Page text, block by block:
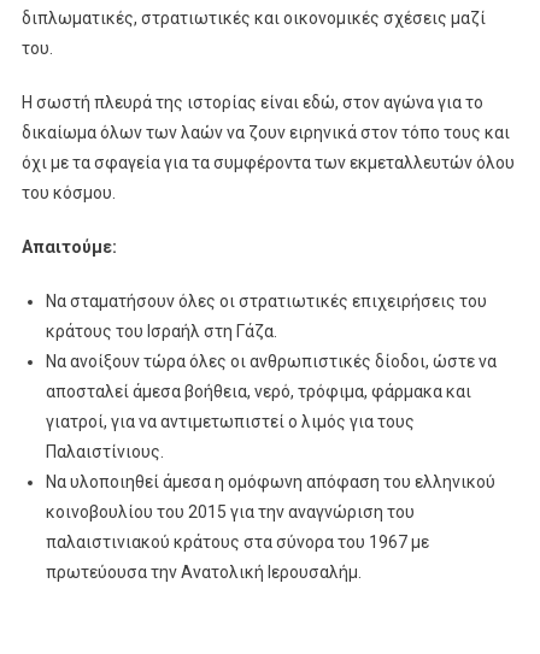
διπλωματικές, στρατιωτικές και οικονομικές σχέσεις μαζί
του.
Η σωστή πλευρά της ιστορίας είναι εδώ, στον αγώνα για το
δικαίωμα όλων των λαών να ζουν ειρηνικά στον τόπο τους και
όχι με τα σφαγεία για τα συμφέροντα των εκμεταλλευτών όλου
του κόσμου.
Απαιτούμε:
Να σταματήσουν όλες οι στρατιωτικές επιχειρήσεις του
κράτους του Ισραήλ στη Γάζα.
Να ανοίξουν τώρα όλες οι ανθρωπιστικές δίοδοι, ώστε να
αποσταλεί άμεσα βοήθεια, νερό, τρόφιμα, φάρμακα και
γιατροί, για να αντιμετωπιστεί ο λιμός για τους
Παλαιστίνιους.
Να υλοποιηθεί άμεσα η ομόφωνη απόφαση του ελληνικού
κοινοβουλίου του 2015 για την αναγνώριση του
παλαιστινιακού κράτους στα σύνορα του 1967 με
πρωτεύουσα την Ανατολική Ιερουσαλήμ.